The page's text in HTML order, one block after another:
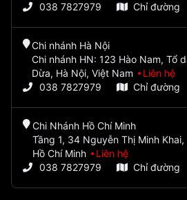
038 7827979
Chỉ đường
Chi nhánh Hà Nội
Chi nhánh HN: 123 Hào Nam, Tổ
Dừa, Hà Nội, Việt Nam
Liên hệ
038 7827979
Chỉ đường
Chi Nhánh Hồ Chí Minh
Tầng 1, 34 Nguyễn Thị Minh
Hồ Chí Minh
Liên hệ
038 7827979
Chỉ đường